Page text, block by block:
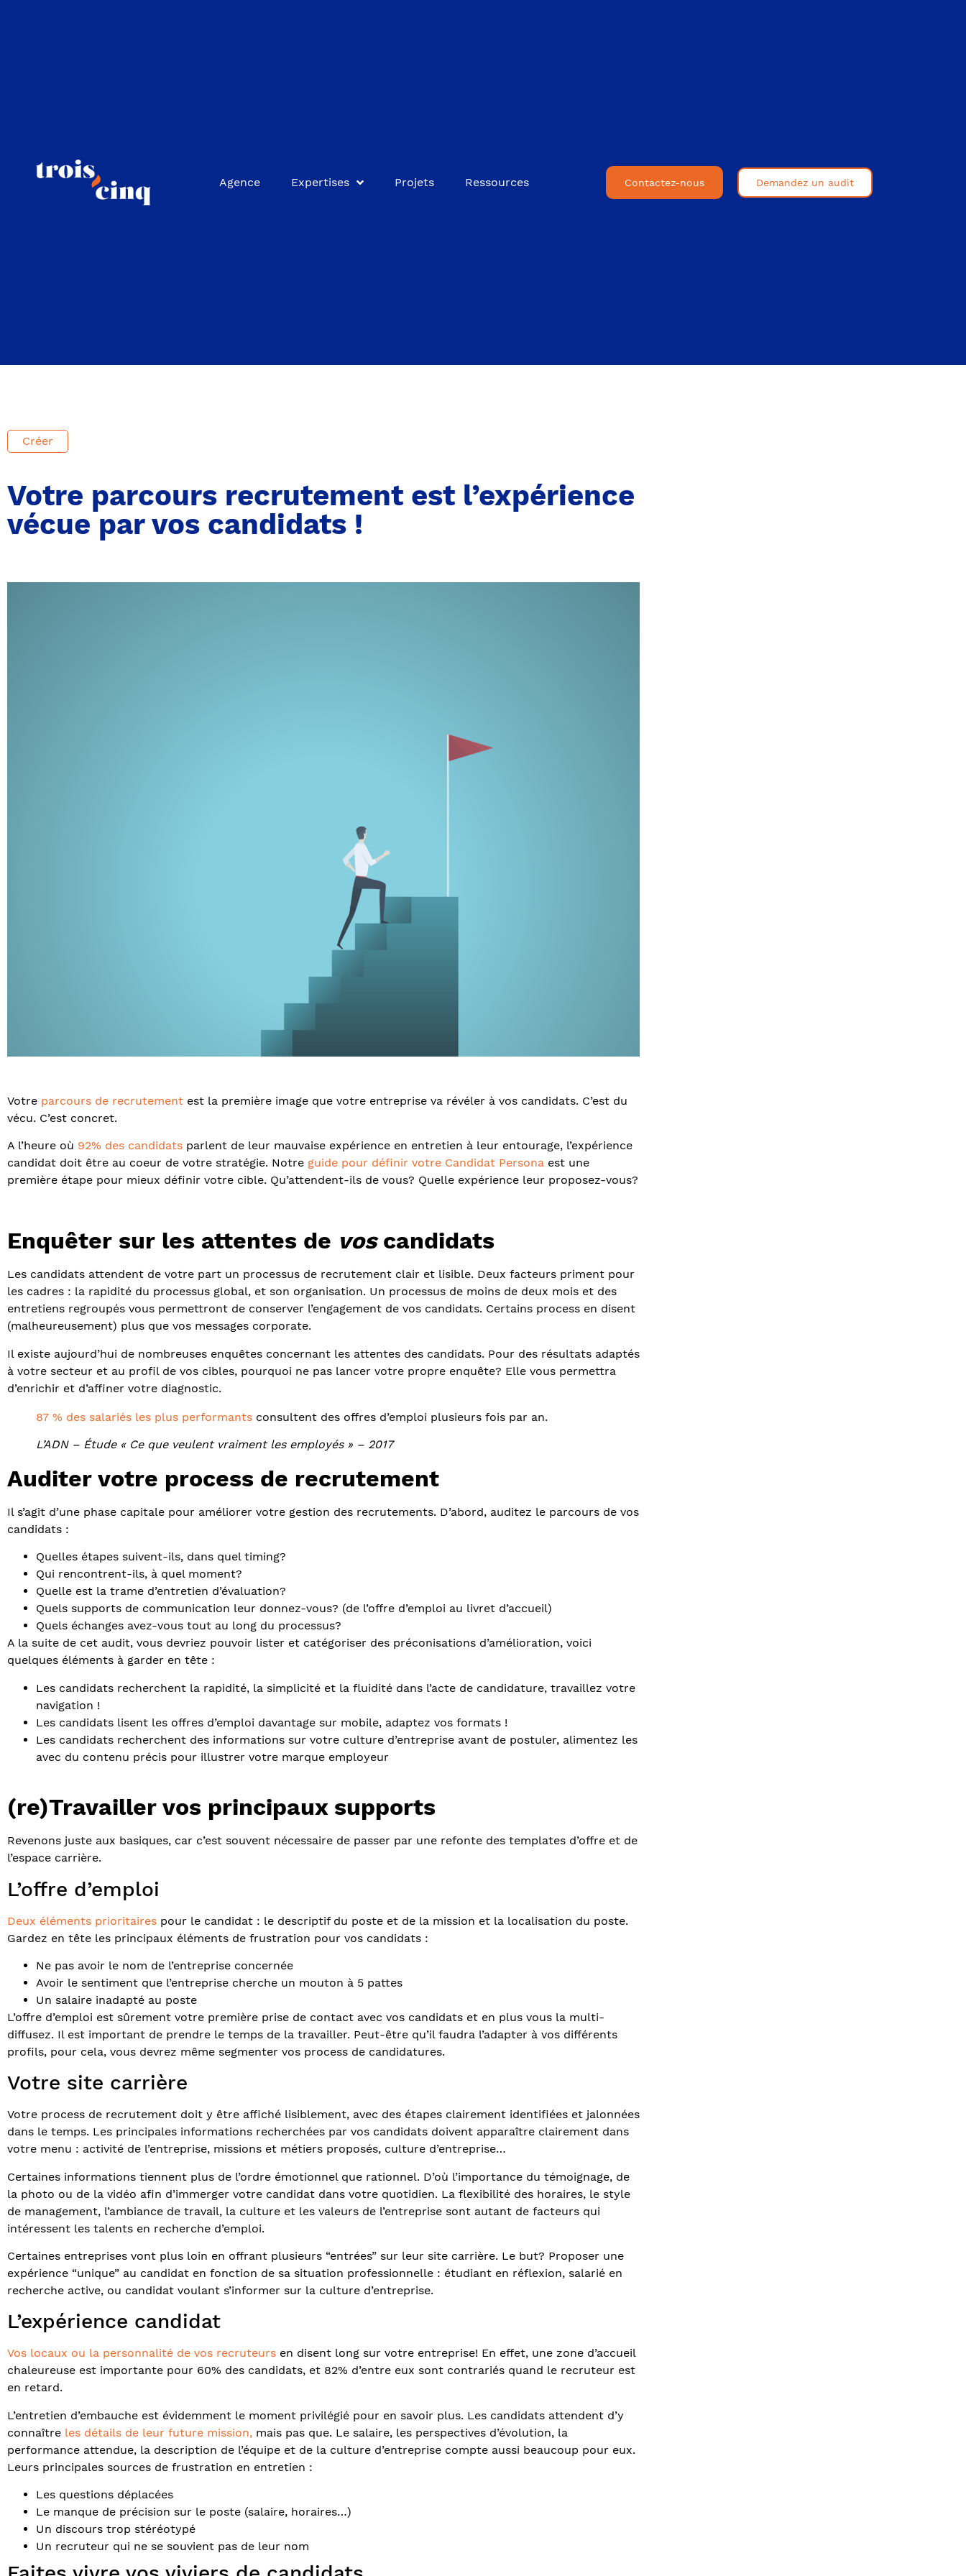
Agence Expertises Projets Ressources Contactez-nous Demandez un audit
Créer
Votre parcours recrutement est l’expérience
vécue par vos candidats !
Votre parcours de recrutement est la première image que votre entreprise va révéler à vos candidats. C’est du
vécu. C’est concret.
A l’heure où 92% des candidats parlent de leur mauvaise expérience en entretien à leur entourage, l’expérience
candidat doit être au coeur de votre stratégie. Notre guide pour définir votre Candidat Persona est une
première étape pour mieux définir votre cible. Qu’attendent-ils de vous? Quelle expérience leur proposez-vous?
Enquêter sur les attentes de voscandidats
Les candidats attendent de votre part un processus de recrutement clair et lisible. Deux facteurs priment pour
les cadres : la rapidité du processus global, et son organisation. Un processus de moins de deux mois et des
entretiens regroupés vous permettront de conserver l’engagement de vos candidats. Certains process en disent
(malheureusement) plus que vos messages corporate.
Il existe aujourd’hui de nombreuses enquêtes concernant les attentes des candidats. Pour des résultats adaptés
à votre secteur et au profil de vos cibles, pourquoi ne pas lancer votre propre enquête? Elle vous permettra
d’enrichir et d’affiner votre diagnostic.
87 % des salariés les plus performants consultent des offres d’emploi plusieurs fois par an.
L’ADN – Étude « Ce que veulent vraiment les employés » – 2017
Auditer votre process de recrutement
Il s’agit d’une phase capitale pour améliorer votre gestion des recrutements. D’abord, auditez le parcours de vos
candidats :
Quelles étapes suivent-ils, dans quel timing?
Qui rencontrent-ils, à quel moment?
Quelle est la trame d’entretien d’évaluation?
Quels supports de communication leur donnez-vous? (de l’offre d’emploi au livret d’accueil)
Quels échanges avez-vous tout au long du processus?
A la suite de cet audit, vous devriez pouvoir lister et catégoriser des préconisations d’amélioration, voici
quelques éléments à garder en tête :
Les candidats recherchent la rapidité, la simplicité et la fluidité dans l’acte de candidature, travaillez votre
navigation !
Les candidats lisent les offres d’emploi davantage sur mobile, adaptez vos formats !
Les candidats recherchent des informations sur votre culture d’entreprise avant de postuler, alimentez les
avec du contenu précis pour illustrer votre marque employeur
(re)Travailler vos principaux supports
Revenons juste aux basiques, car c’est souvent nécessaire de passer par une refonte des templates d’offre et de
l’espace carrière.
L’offre d’emploi
Deux éléments prioritaires pour le candidat : le descriptif du poste et de la mission et la localisation du poste.
Gardez en tête les principaux éléments de frustration pour vos candidats :
Ne pas avoir le nom de l’entreprise concernée
Avoir le sentiment que l’entreprise cherche un mouton à 5 pattes
Un salaire inadapté au poste
L’offre d’emploi est sûrement votre première prise de contact avec vos candidats et en plus vous la multi-
diffusez. Il est important de prendre le temps de la travailler. Peut-être qu’il faudra l’adapter à vos différents
profils, pour cela, vous devrez même segmenter vos process de candidatures.
Votre site carrière
Votre process de recrutement doit y être affiché lisiblement, avec des étapes clairement identifiées et jalonnées
dans le temps. Les principales informations recherchées par vos candidats doivent apparaître clairement dans
votre menu : activité de l’entreprise, missions et métiers proposés, culture d’entreprise…
Certaines informations tiennent plus de l’ordre émotionnel que rationnel. D’où l’importance du témoignage, de
la photo ou de la vidéo afin d’immerger votre candidat dans votre quotidien. La flexibilité des horaires, le style
de management, l’ambiance de travail, la culture et les valeurs de l’entreprise sont autant de facteurs qui
intéressent les talents en recherche d’emploi.
Certaines entreprises vont plus loin en offrant plusieurs “entrées” sur leur site carrière. Le but? Proposer une
expérience “unique” au candidat en fonction de sa situation professionnelle : étudiant en réflexion, salarié en
recherche active, ou candidat voulant s’informer sur la culture d’entreprise.
L’expérience candidat
Vos locaux ou la personnalité de vos recruteurs en disent long sur votre entreprise! En effet, une zone d’accueil
chaleureuse est importante pour 60% des candidats, et 82% d’entre eux sont contrariés quand le recruteur est
en retard.
L’entretien d’embauche est évidemment le moment privilégié pour en savoir plus. Les candidats attendent d’y
connaître les détails de leur future mission, mais pas que. Le salaire, les perspectives d’évolution, la
performance attendue, la description de l’équipe et de la culture d’entreprise compte aussi beaucoup pour eux.
Leurs principales sources de frustration en entretien :
Les questions déplacées
Le manque de précision sur le poste (salaire, horaires…)
Un discours trop stéréotypé
Un recruteur qui ne se souvient pas de leur nom